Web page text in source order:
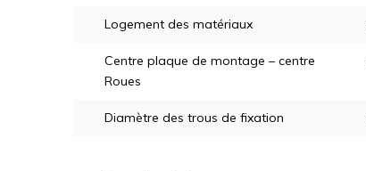
Logement des matériaux
Centre plaque de montage – centre
Roues
Diamètre des trous de fixation